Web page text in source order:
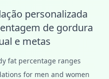
personalizada
de gordura
e metas
fat percentage ranges
for men and women